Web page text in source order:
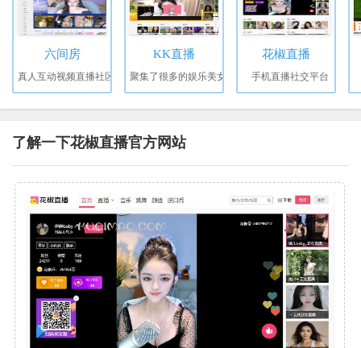
六间房
真人互动视频直播社区
KK直播
聚集了很多的娱乐美女
花椒直播
手机直播社交平台
了解一下花椒直播官方网站